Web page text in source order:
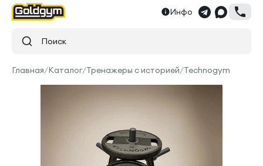
Инфо
Поиск
Главная/Каталог/Тренажеры с историей/Technogym